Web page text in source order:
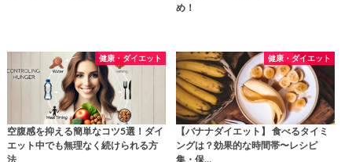
め！
健康・ダイエット
空腹感を抑える簡単なコツ5選！ダイ
エット中でも無理なく続けられる方
法
健康・ダイエット
【バナナダイエット】 食べるタイミ
ングは？効果的な時間帯〜レシピ
集・保…